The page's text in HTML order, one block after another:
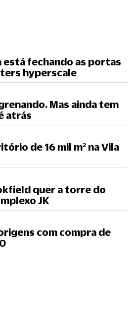
está fechando as portas
hyperscale
Mas ainda tem
atrás
de 16 mil m² na Vila
quer a torre do
JK
com compra de